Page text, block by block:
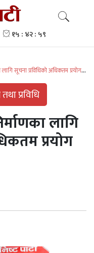
लागि सूचना प्रविधिको अधिकतम प्रयोग
प्रविधि
लागि
प्रयोग